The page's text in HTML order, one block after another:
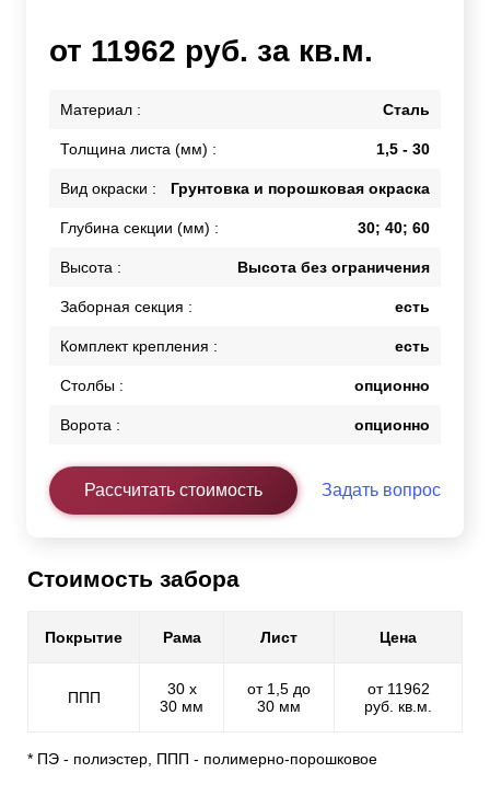
от 11962 руб. за кв.м.
Материал : Сталь
Толщина листа (мм) : 1,5 - 30
Вид окраски : Грунтовка и порошковая окраска
Глубина секции (мм) : 30; 40; 60
Высота : Высота без ограничения
Заборная секция : есть
Комплект крепления : есть
Столбы : опционно
Ворота : опционно
Рассчитать стоимость Задать вопрос
Стоимость забора
Покрытие Рама Лист Цена
ППП
30 х
30 мм
от 1,5 до
30 мм
от 11962
руб. кв.м.
* ПЭ - полиэстер, ППП - полимерно-порошковое